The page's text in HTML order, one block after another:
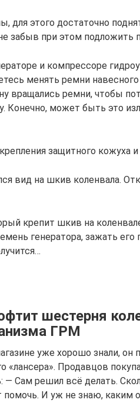
для этого достаточно
забыв при этом подложить
и компрессоре
менять ремни
вращались ремни, чтобы
Конечно, может быть это
защитного кожуха
вид на шкив коленвала.
крепит шкив на
генератора, зажать его
шестерня
ГРМ
уже хорошо знали, он
«лансера». Продавцов
— Сам решил всё делать.
И уж не знаю, каким